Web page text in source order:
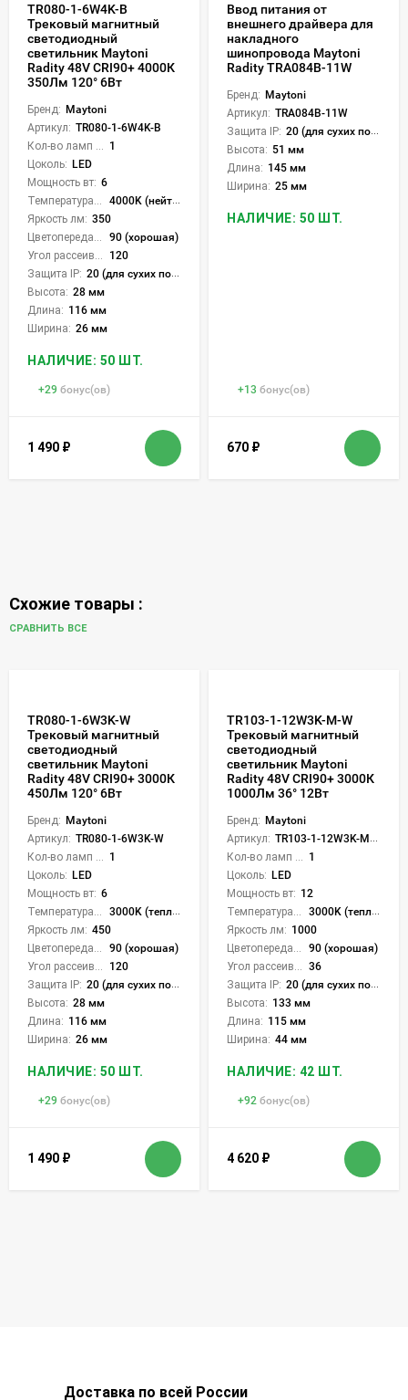
TR080-1-6W4K-B
Трековый магнитный
светодиодный
светильник Maytoni
Radity 48V CRI90+ 4000К
350Лм 120° 6Вт
Бренд: Maytoni
Артикул: TR080-1-6W4K-B
1
Цоколь: LED
Мощность вт: 6
4000K (нейтральный)
Яркость лм: 350
90 (хорошая)
120
Защита IP: 20 (для сухих пом.)
Высота: 28 мм
Длина: 116 мм
Ширина: 26 мм
НАЛИЧИЕ: 50 ШТ.
+29 бонус(ов)
1 490 ₽
Ввод питания от
внешнего драйвера для
накладного
шинопровода Maytoni
Radity TRA084B-11W
Бренд: Maytoni
Артикул: TRA084B-11W
Защита IP: 20 (для сухих пом.)
Высота: 51 мм
Длина: 145 мм
Ширина: 25 мм
НАЛИЧИЕ: 50 ШТ.
+13 бонус(ов)
670 ₽
Схожие товары :
СРАВНИТЬ ВСЕ
TR080-1-6W3K-W
Трековый магнитный
светодиодный
светильник Maytoni
Radity 48V CRI90+ 3000К
450Лм 120° 6Вт
Бренд: Maytoni
Артикул: TR080-1-6W3K-W
1
Цоколь: LED
Мощность вт: 6
3000K (теплый)
Яркость лм: 450
90 (хорошая)
120
Защита IP: 20 (для сухих пом.)
Высота: 28 мм
Длина: 116 мм
Ширина: 26 мм
НАЛИЧИЕ: 50 ШТ.
+29 бонус(ов)
1 490 ₽
TR103-1-12W3K-M-W
Трековый магнитный
светодиодный
светильник Maytoni
Radity 48V CRI90+ 3000К
1000Лм 36° 12Вт
Бренд: Maytoni
Артикул: TR103-1-12W3K-M-W
1
Цоколь: LED
Мощность вт: 12
3000K (теплый)
Яркость лм: 1000
90 (хорошая)
36
Защита IP: 20 (для сухих пом.)
Высота: 133 мм
Длина: 115 мм
Ширина: 44 мм
НАЛИЧИЕ: 42 ШТ.
+92 бонус(ов)
4 620 ₽
Доставка по всей России